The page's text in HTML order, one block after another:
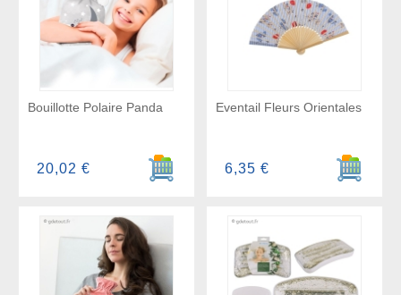
Bouillotte Polaire Panda
Ajouter au panier
20,02 €
Eventail Fleurs Orientales
Ajouter
6,35 €